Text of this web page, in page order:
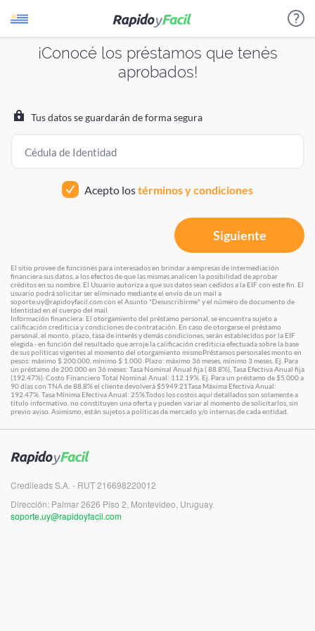
¡Conocé los préstamos que tenés
aprobados!
Tus datos se guardarán de forma segura
Cédula de Identidad
Acepto lostérminos y condiciones
Siguiente
El sitio provee de funciones para interesados en brindar a empresas de intermediación
financiera sus datos, a los efectos de que las mismas analicen la posibilidad de aprobar
créditos en su nombre. El Usuario autoriza a que sus datos sean cedidos a la EIF con este fin. El
usuario podrá solicitar ser eliminado mediante el envío de un mail a
soporte.uy@rapidoyfacil.com con el Asunto "Desuscribirme" y el número de documento de
Identidad en el cuerpo del mail.
Información financiera: El otorgamiento del préstamo personal, se encuentra sujeto a
calificación crediticia y condiciones de contratación. En caso de otorgarse el préstamo
personal, el monto, plazo, tasa de interés y demás condiciones, serán establecidos por la EIF
elegida - en función del resultado que arroje la calificación crediticia efectuada sobre la base
de sus políticas vigentes al momento del otorgamiento mismoPréstamos personales monto en
pesos: máximo $ 200.000, mínimo $ 1.000. Plazo: máximo 36 meses, mínimo 3 meses. Ej. Para
un préstamo de 200.000 en 36 meses: Tasa Nominal Anual fija ( 88.8%), Tasa Efectiva Anual fija
(192.47%). Costo Financiero Total Nominal Anual: 112.19%. Ej. Para un préstamo de $5.000 a
90 días con TNA de 88.8% el cliente devolverá $5949.21Tasa Máxima Efectiva Anual:
192.47%. Tasa Mínima Efectiva Anual: 25%.Todos los costos aquí detallados son solamente a
título informativo, no constituyen una oferta y pueden variar al momento de solicitarlos, sin
previo aviso. Asimismo, están sujetos a políticas de mercado y/o internas de cada entidad.
Estamos procesando tus datos
Credileads S.A. - RUT 216698220012
Dirección: Palmar 2626 Piso 2, Montevideo, Uruguay.
soporte.uy@rapidoyfacil.com
Estamos procesando tus datos
¿Cómo funciona?
Evaluamos tu perfil crediticio para identificar los
puedas elegir el que más te sirva.
Te llaman de las empresas que elijas para hacerte una
VOLVER